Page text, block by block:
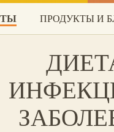
ПРОДУКТЫ И